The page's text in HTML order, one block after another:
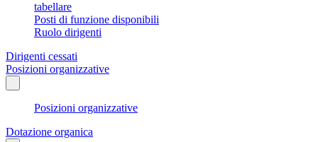
tabellare
Posti di funzione disponibili
Ruolo dirigenti
Dirigenti cessati
Posizioni organizzative
Posizioni organizzative
Dotazione organica